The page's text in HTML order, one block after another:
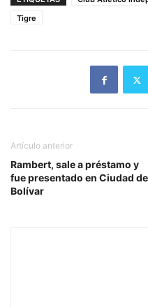
Tigre
Artículo anterior
Rambert, sale a préstamo y
fue presentado en Ciudad de
Bolívar